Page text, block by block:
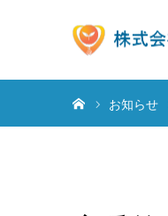
お知らせ